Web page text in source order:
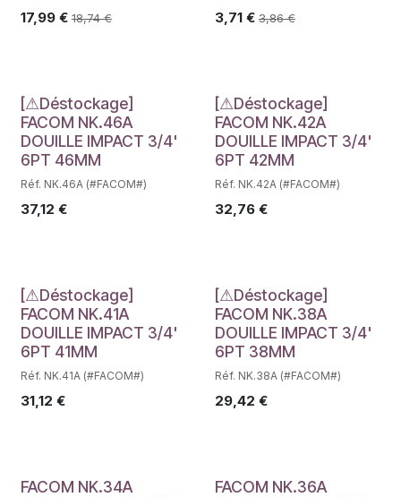
17,99 € 18,74€ 3,71€ 3,86€
Déstockage
[⚠Déstockage]
FACOM NK.46A
DOUILLE IMPACT 3/4'
6PT 46MM
Réf. NK.46A (#FACOM#)
37,12 €
Déstockage
[⚠Déstockage]
FACOM NK.42A
DOUILLE IMPACT 3/4'
6PT 42MM
Réf. NK.42A (#FACOM#)
32,76€
Déstockage
[⚠Déstockage]
FACOM NK.41A
DOUILLE IMPACT 3/4'
6PT 41MM
Réf. NK.41A (#FACOM#)
31,12 €
Déstockage
[⚠Déstockage]
FACOM NK.38A
DOUILLE IMPACT 3/4'
6PT 38MM
Réf. NK.38A (#FACOM#)
29,42 €
FACOM NK.34A
FACOM NK.36A